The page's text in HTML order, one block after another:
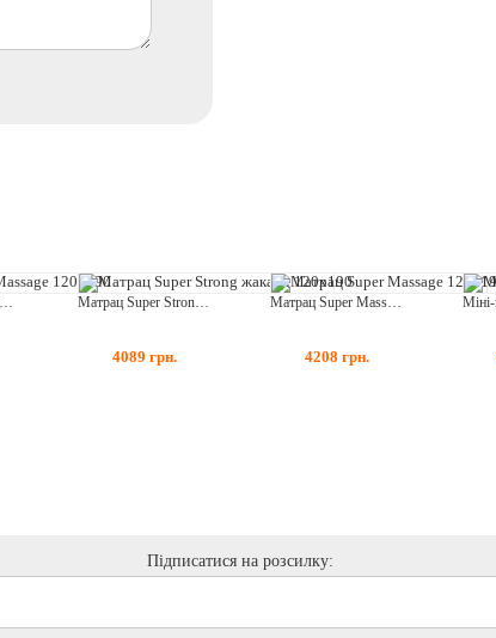
4089 грн. 4208 грн.
Підписатися на розсилку: